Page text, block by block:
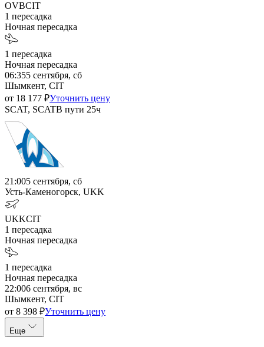
OVBCIT
1 пересадка
Ночная пересадка
1 пересадка
Ночная пересадка
06:355 сентября, сб
Шымкент, CIT
от 18 177 ₽Уточнить цену
SCAT, SCATВ пути 25ч
21:005 сентября, сб
Усть-Каменогорск, UKK
UKKCIT
1 пересадка
Ночная пересадка
1 пересадка
Ночная пересадка
22:006 сентября, вс
Шымкент, CIT
от 8 398 ₽Уточнить цену
Еще